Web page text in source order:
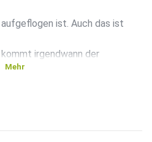
ist. Auch das ist
irgendwann der
sie die Trennung selbst
Mehr